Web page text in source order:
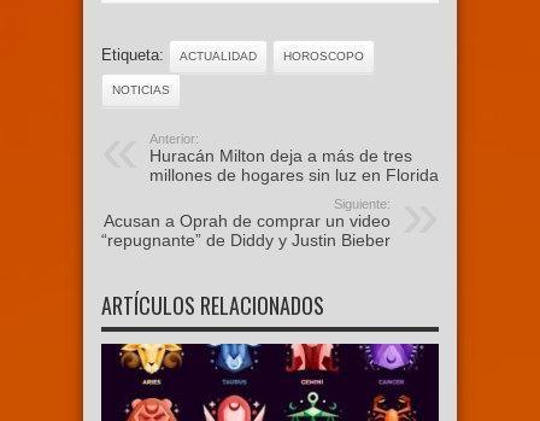
Etiqueta: ACTUALIDAD HOROSCOPO
NOTICIAS
Anterior:
Huracán Milton deja a más de tres
millones de hogares sin luz en Florida
Siguiente:
Acusan a Oprah de comprar un video
“repugnante” de Diddy y Justin Bieber
ARTÍCULOS RELACIONADOS